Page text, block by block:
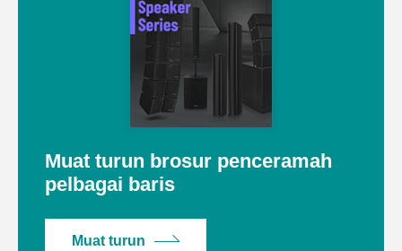
Muat turun brosur penceramah
pelbagai baris
Muat turun